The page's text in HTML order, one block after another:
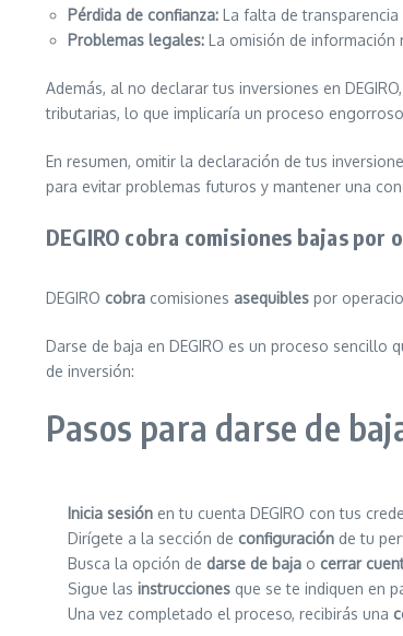
Pérdida de confianza: La falta de
Problemas legales: La omisión de
Además, al no declarar tus inversiones en
tributarias, lo que implicaría un proceso
En resumen, omitir la declaración de tus
para evitar problemas futuros y mantener una
DEGIRO cobra comisiones bajas
DEGIRO cobra comisiones asequibles por
Darse de baja en DEGIRO es un proceso
de inversión:
Pasos para darse de
Inicia sesión en tu cuenta DEGIRO con tus
Dirígete a la sección de configuración de tu
Busca la opción de darse de baja o cerrar
Sigue las instrucciones que se te indiquen en
Una vez completado el proceso, recibirás una